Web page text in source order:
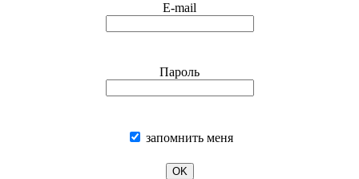
E-mail
Пароль
запомнить меня
OK